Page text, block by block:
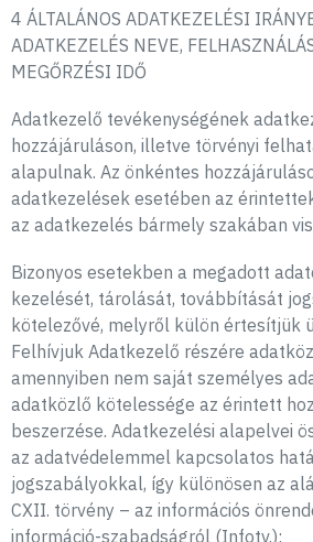
4 ÁLTALÁNOS ADATKEZELÉSI
ADATKEZELÉS NEVE,
MEGŐRZÉSI IDŐ
Adatkezelő tevékenységének
hozzájáruláson, illetve törvényi
alapulnak. Az önkéntes
adatkezelések esetében az
az adatkezelés bármely szakában
Bizonyos esetekben a megadott
kezelését, tárolását, továbbítását
kötelezővé, melyről külön értesítjük
Felhívjuk Adatkezelő részére
amennyiben nem saját személyes
adatközlő kötelessége az érintett
beszerzése. Adatkezelési alapelvei
az adatvédelemmel kapcsolatos
jogszabályokkal, így különösen az
CXII. törvény – az információs
információ-szabadságról (Infotv.);